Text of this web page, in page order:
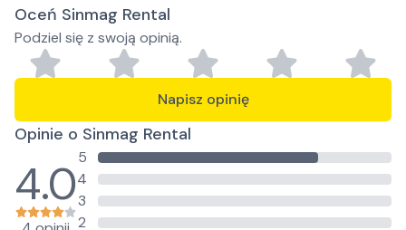
Oceń Sinmag Rental
Podziel się z swoją opinią.
Napisz opinię
Opinie o Sinmag Rental
4.05
4
3
2